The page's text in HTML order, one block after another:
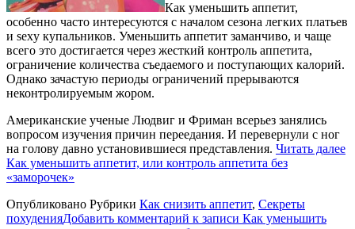
Как уменьшить аппетит,
особенно часто интересуются с началом сезона легких платьев
и sexy купальников. Уменьшить аппетит заманчиво, и чаще
всего это достигается через жесткий контроль аппетита,
ограничение количества съедаемого и поступающих калорий.
Однако зачастую периоды ограничений прерываются
неконтролируемым жором.
Американские ученые Людвиг и Фриман всерьез занялись
вопросом изучения причин переедания. И перевернули с ног
на голову давно установившиеся представления. Читать далее
Как уменьшить аппетит, или контроль аппетита без
«заморочек»
Опубликовано Рубрики Как снизить аппетит, Секреты
похуденияДобавить комментарий к записи Как уменьшить